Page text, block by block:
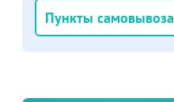
Пункты самовывоза